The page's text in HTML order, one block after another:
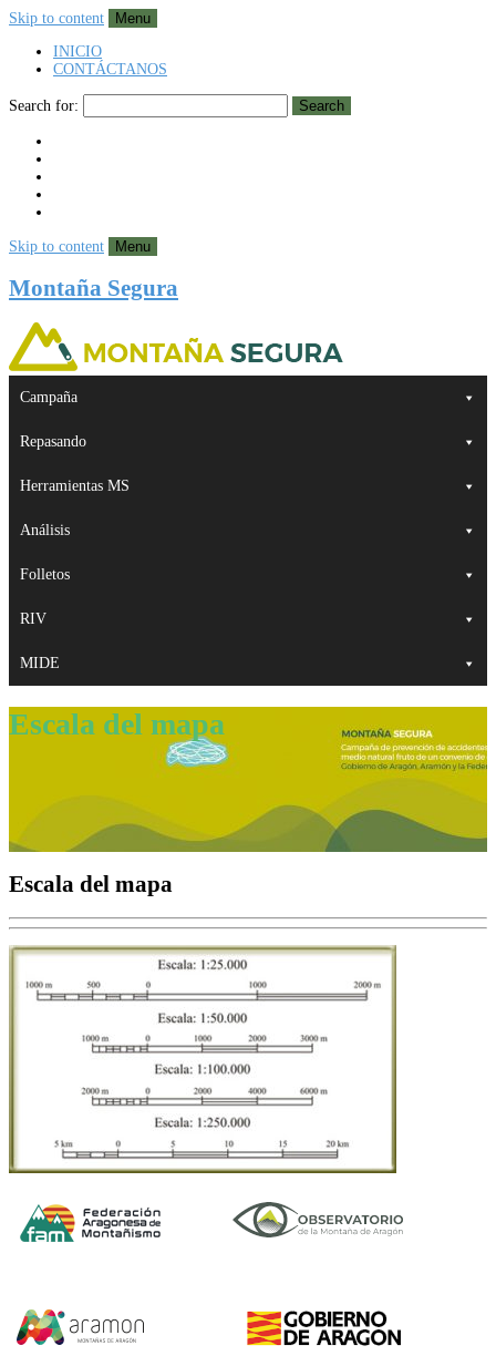
Skip to content
Menu
INICIO
CONTÁCTANOS
Search for: Search
Skip to content Menu
Montaña Segura
Campaña
Repasando
Herramientas MS
Análisis
Folletos
RIV
MIDE
Escala del mapa
Escala del mapa